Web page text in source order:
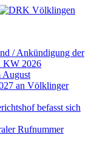
/ Ankündigung der
KW 2026
August
an Völklinger
befasst sich
Rufnummer